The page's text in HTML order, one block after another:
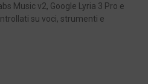
Music v2, Google Lyria 3 Pro e
su voci, strumenti e